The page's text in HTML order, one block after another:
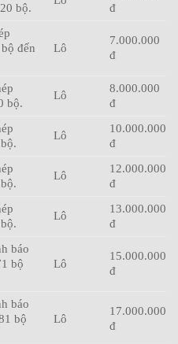
bộ.
đ
đến
Lô
7.000.000
đ
bộ.
Lô
8.000.000
đ
Lô
10.000.000
đ
Lô
12.000.000
đ
Lô
13.000.000
đ
báo
bộ
Lô
15.000.000
đ
báo
bộ
Lô
17.000.000
đ